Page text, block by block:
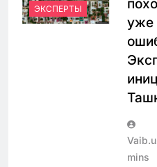
ЭКСПЕРТЫ
уже
mins